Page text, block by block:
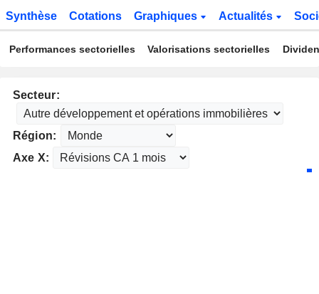
Synthèse Cotations Graphiques Actualités
Performances sectorielles Valorisations sectorielles
Secteur:
Région:
Axe X: